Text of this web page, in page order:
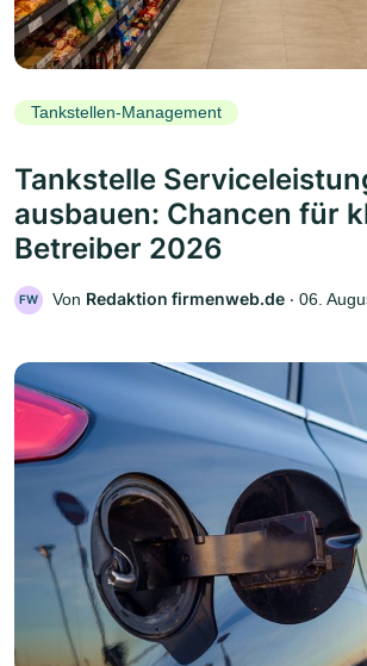
Tankstellen-Management
Tankstelle
ausbauen: Chancen für
Betreiber 2026
FW Von Redaktion firmenweb.de ‧ 06.